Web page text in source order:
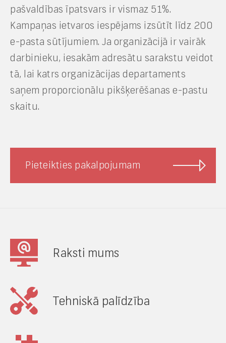
pašvaldības īpatsvars ir vismaz 51%.
Kampaņas ietvaros iespējams izsūtīt līdz 200
e-pasta sūtījumiem. Ja organizācijā ir vairāk
darbinieku, iesakām adresātu sarakstu veidot
tā, lai katrs organizācijas departaments
saņem proporcionālu pikšķerēšanas e-pastu
skaitu.
Pieteikties pakalpojumam
Raksti mums
Tehniskā palīdzība